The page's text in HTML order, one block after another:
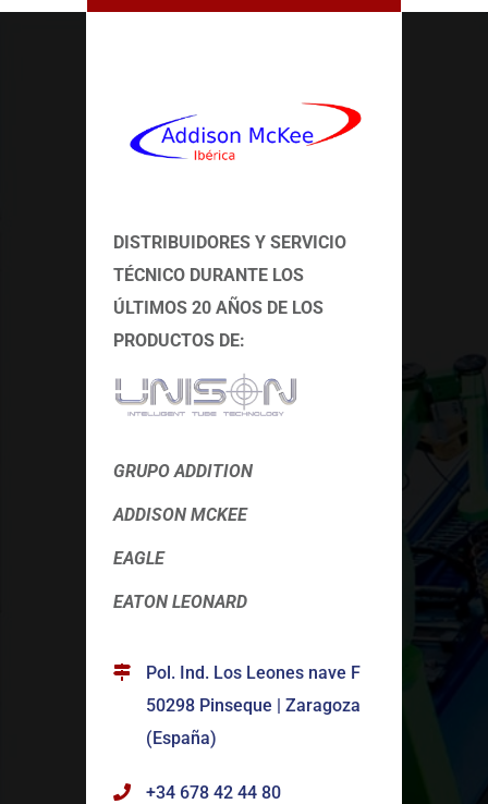
DISTRIBUIDORES Y SERVICIO
TÉCNICO DURANTE LOS
ÚLTIMOS 20 AÑOS DE LOS
PRODUCTOS DE:
GRUPO ADDITION
ADDISON MCKEE
EAGLE
EATON LEONARD
Pol. Ind. Los Leones nave F
50298 Pinseque | Zaragoza
(España)
+34 678 42 44 80